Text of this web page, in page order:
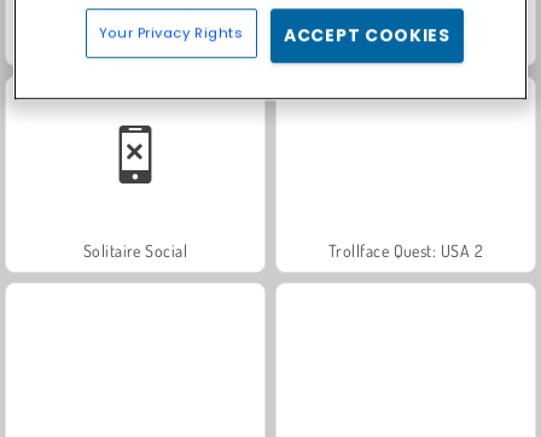
Save the Cowboy Simulador de Cavalgada Zumbi
Solitaire Social Trollface Quest: USA 2
Your Privacy Rights ACCEPT COOKIES